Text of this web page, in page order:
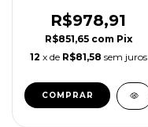
SolareSol
R$978,91
R$851,65 com Pix
12 x de R$81,58 sem juros